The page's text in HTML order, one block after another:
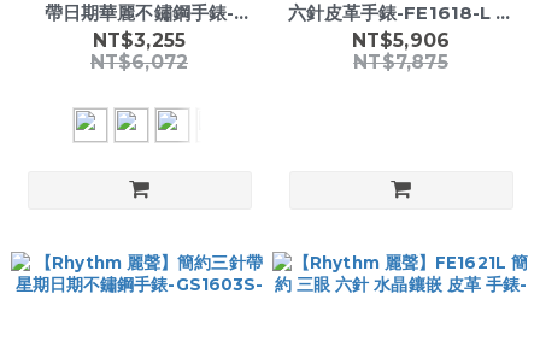
帶日期華麗不鏽鋼手錶-
RQ1601
NT$3,255
NT$6,072
六針皮革手錶-FE1618-L 小
錶徑女款-
NT$5,906
NT$7,875